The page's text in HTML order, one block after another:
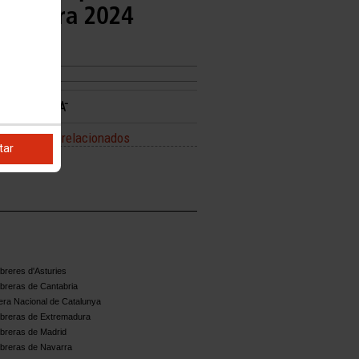
para 2024
Enlaces relacionados
d'Asturies
de Cantabria
Nacional de Catalunya
de Extremadura
de Madrid
de Navarra